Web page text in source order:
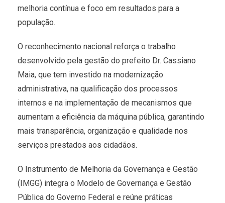
melhoria contínua e foco em resultados para a
população.
O reconhecimento nacional reforça o trabalho
desenvolvido pela gestão do prefeito Dr. Cassiano
Maia, que tem investido na modernização
administrativa, na qualificação dos processos
internos e na implementação de mecanismos que
aumentam a eficiência da máquina pública, garantindo
mais transparência, organização e qualidade nos
serviços prestados aos cidadãos.
O Instrumento de Melhoria da Governança e Gestão
(IMGG) integra o Modelo de Governança e Gestão
Pública do Governo Federal e reúne práticas